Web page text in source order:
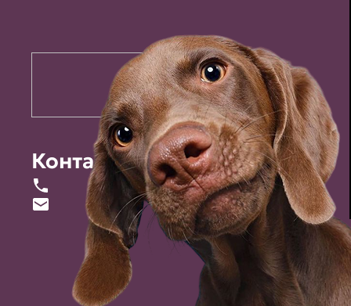
Контакты